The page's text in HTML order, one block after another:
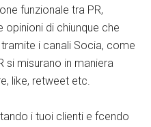
funzionale tra PR,
opinioni di chiunque che
i canali Socia, come
si misurano in maniera
like, retweet etc.
i tuoi clienti e fcendo